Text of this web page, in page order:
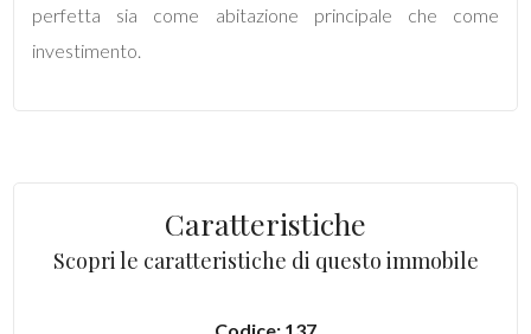
perfetta sia come abitazione principale che come
investimento.
Caratteristiche
Scopri le caratteristiche di questo immobile
Bagni
minimi